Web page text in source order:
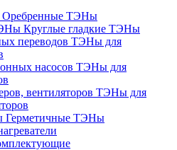
Оребренные ТЭНы
Круглые гладкие ТЭНы
ТЭНы для
ТЭНы для
ТЭНы для
Герметичные ТЭНы